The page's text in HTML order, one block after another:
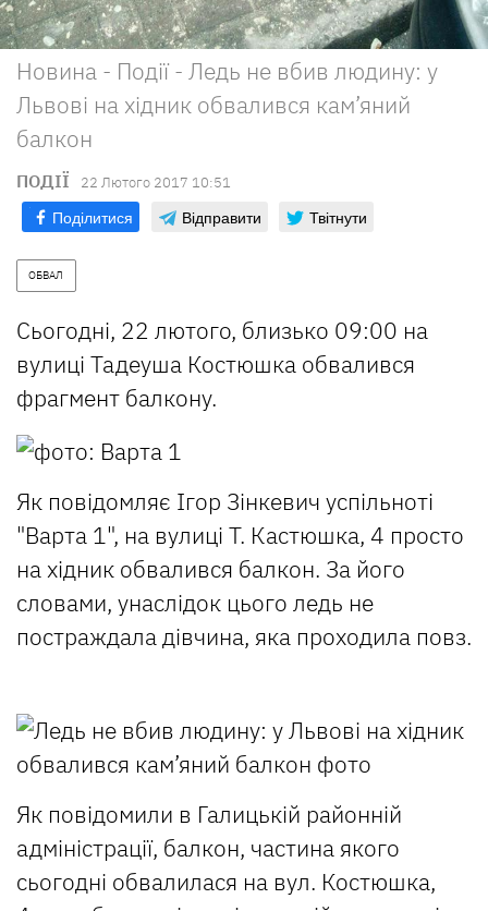
Новина - Події - Ледь не вбив людину: у
Львові на хідник обвалився кам’яний
балкон
ПОДІЇ 22 Лютого 2017 10:51
Поділитися Відправити Твітнути
ОБВАЛ
Сьогодні, 22 лютого, близько 09:00 на
вулиці Тадеуша Костюшка обвалився
фрагмент балкону.
Як повідомляє Ігор Зінкевич успільноті
"Варта 1", на вулиці Т. Кастюшка, 4 просто
на хідник обвалився балкон. За його
словами, унаслідок цього ледь не
постраждала дівчина, яка проходила повз.
Як повідомили в Галицькій районній
адміністрації, балкон, частина якого
сьогодні обвалилася на вул. Костюшка,